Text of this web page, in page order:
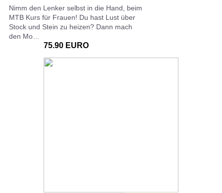
Nimm den Lenker selbst in die Hand, beim
MTB Kurs für Frauen! Du hast Lust über
Stock und Stein zu heizen? Dann mach
den Mo…
75.90 EURO